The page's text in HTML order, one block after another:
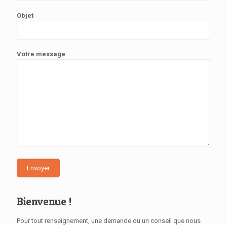
Objet
Votre message
Bienvenue !
Pour tout renseignement, une demande ou un conseil que nous